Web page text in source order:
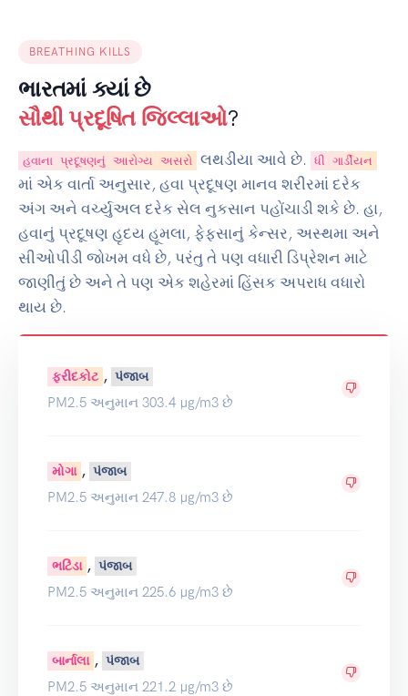
BREATHING KILLS
ભારતમાં ક્યાં છે
સૌથી પ્રદૂષિત જિલ્લાઓ?
હવાના પ્રદૂષણનું આરોગ્ય અસરો લથડીયા આવે છે. ધી ગાર્ડીયન
માં એક વાર્તા અનુસાર, હવા પ્રદૂષણ માનવ શરીરમાં દરેક
અંગ અને વર્ચ્યુઅલ દરેક સેલ નુકસાન પહોંચાડી શકે છે. હા,
હવાનું પ્રદૂષણ હૃદય હૂમલા, ફેફસાનું કેન્સર, અસ્થમા અને
સીઓપીડી જોખમ વધે છે, પરંતુ તે પણ વધારી ડિપ્રેશન માટે
જાણીતું છે અને તે પણ એક શહેરમાં હિંસક અપરાધ વધારો
થાય છે.
ફરીદકોટ , પંજાબ
PM2.5 અનુમાન 303.4 µg/m3 છે
મોગા , પંજાબ
PM2.5 અનુમાન 247.8 µg/m3 છે
ભટિંડા , પંજાબ
PM2.5 અનુમાન 225.6 µg/m3 છે
બાર્નાલા , પંજાબ
PM2.5 અનુમાન 221.2 µg/m3 છે